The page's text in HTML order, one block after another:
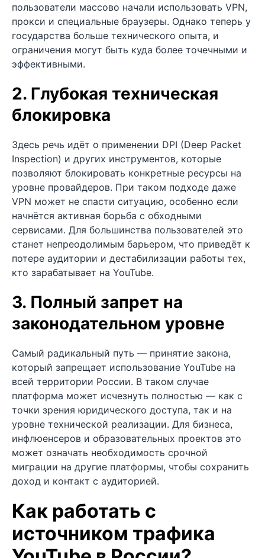
пользователи массово начали использовать VPN,
прокси и специальные браузеры. Однако теперь у
государства больше технического опыта, и
ограничения могут быть куда более точечными и
эффективными.
2. Глубокая техническая
блокировка
Здесь речь идёт о применении DPI (Deep Packet
Inspection) и других инструментов, которые
позволяют блокировать конкретные ресурсы на
уровне провайдеров. При таком подходе даже
VPN может не спасти ситуацию, особенно если
начнётся активная борьба с обходными
сервисами. Для большинства пользователей это
станет непреодолимым барьером, что приведёт к
потере аудитории и дестабилизации работы тех,
кто зарабатывает на YouTube.
3. Полный запрет на
законодательном уровне
Самый радикальный путь — принятие закона,
который запрещает использование YouTube на
всей территории России. В таком случае
платформа может исчезнуть полностью — как с
точки зрения юридического доступа, так и на
уровне технической реализации. Для бизнеса,
инфлюенсеров и образовательных проектов это
может означать необходимость срочной
миграции на другие платформы, чтобы сохранить
доход и контакт с аудиторией.
Как работать с
источником трафика